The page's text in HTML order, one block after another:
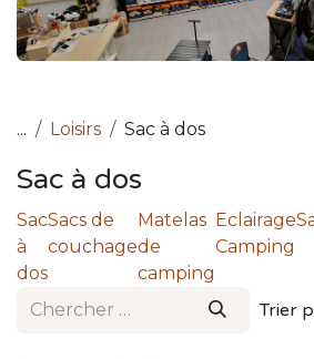
... Loisirs Sac à dos
Sac à dos
Sac
à
dos
Sacs de
couchage
Matelas
de
camping
Eclairage
Camping
Trier